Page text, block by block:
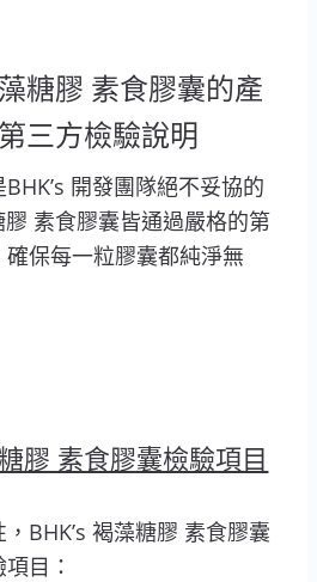
糖膠 素食膠囊的產
三方檢驗說明
開發團隊絕不妥協的
膠 素食膠囊皆通過嚴格的第
保每一粒膠囊都純淨無
膠 素食膠囊檢驗項目
BHK’s 褐藻糖膠 素食膠囊
目：